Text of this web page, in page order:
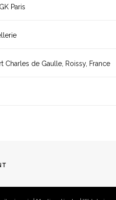
Paris
Charles de Gaulle, Roissy, France